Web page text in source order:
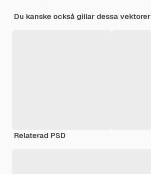
Du kanske också gillar dessa vektorer
Relaterad PSD